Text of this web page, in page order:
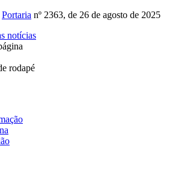
Portaria nº 2363, de 26 de agosto de 2025
notícias
rodapé